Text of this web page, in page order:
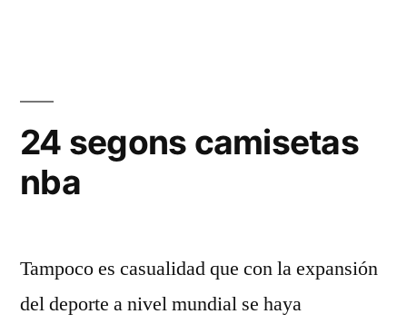
24 segons camisetas
nba
Tampoco es casualidad que con la expansión
del deporte a nivel mundial se haya